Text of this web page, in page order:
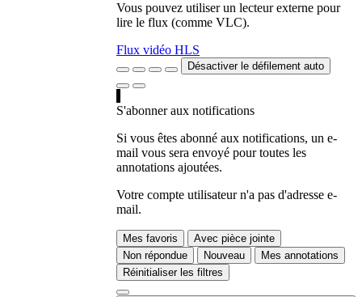
Vous pouvez utiliser un lecteur externe pour
lire le flux (comme VLC).
Flux vidéo HLS
Désactiver le défilement auto
S'abonner aux notifications
Si vous êtes abonné aux notifications, un e-
mail vous sera envoyé pour toutes les
annotations ajoutées.
Votre compte utilisateur n'a pas d'adresse e-
mail.
Mes favoris
Avec pièce jointe
Non répondue
Nouveau
Mes annotations
Réinitialiser les filtres